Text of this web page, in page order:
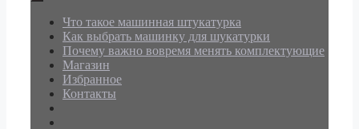
Что такое машинная штукатурка
Как выбрать машинку для шукатурки
Почему важно вовремя менять комплектующие
Магазин
Избранное
Контакты